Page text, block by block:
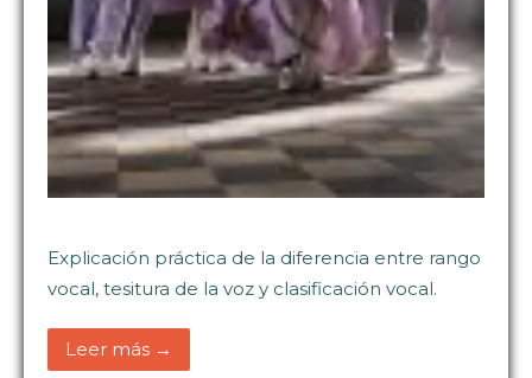
Explicación práctica de la diferencia entre rango
vocal, tesitura de la voz y clasificación vocal.
Leer más →